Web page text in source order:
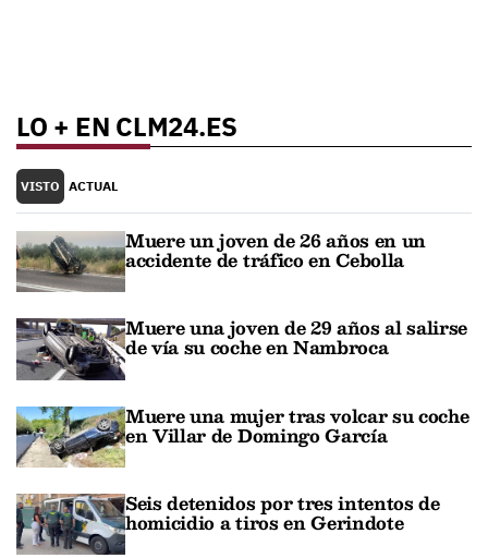
LO + EN CLM24.ES
VISTO ACTUAL
Muere un joven de 26 años en un
accidente de tráfico en Cebolla
Muere una joven de 29 años al salirse
de vía su coche en Nambroca
Muere una mujer tras volcar su coche
en Villar de Domingo García
Seis detenidos por tres intentos de
homicidio a tiros en Gerindote